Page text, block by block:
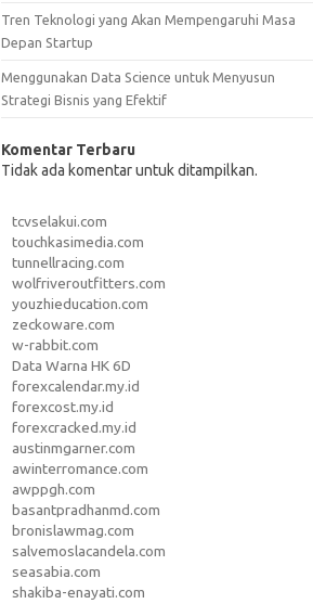
Tren Teknologi yang Akan Mempengaruhi Masa
Depan Startup
Menggunakan Data Science untuk Menyusun
Strategi Bisnis yang Efektif
Komentar Terbaru
Tidak ada komentar untuk ditampilkan.
tcvselakui.com
touchkasimedia.com
tunnellracing.com
wolfriveroutfitters.com
youzhieducation.com
zeckoware.com
w-rabbit.com
Data Warna HK 6D
forexcalendar.my.id
forexcost.my.id
forexcracked.my.id
austinmgarner.com
awinterromance.com
awppgh.com
basantpradhanmd.com
bronislawmag.com
salvemoslacandela.com
seasabia.com
shakiba-enayati.com